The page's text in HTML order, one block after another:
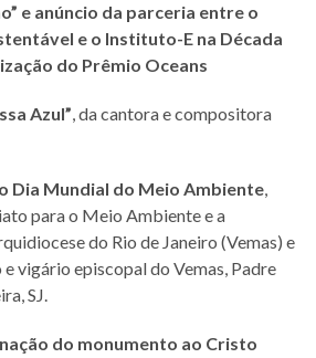
e anúncio da parceria entre o
e o Instituto-E na Década
do Prêmio Oceans
Azul”, da cantora e compositora
Dia Mundial do Meio Ambiente,
para o Meio Ambiente e a
do Rio de Janeiro (Vemas) e
vigário episcopal do Vemas, Padre
SJ.
do monumento ao Cristo